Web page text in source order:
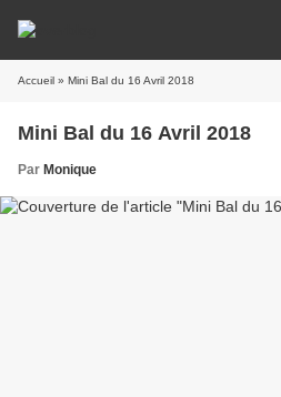
Accueil » Mini Bal du 16 Avril 2018
Mini Bal du 16 Avril 2018
Par Monique